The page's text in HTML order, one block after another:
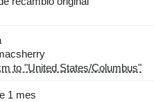
to "United States/Columbus"
1 mes